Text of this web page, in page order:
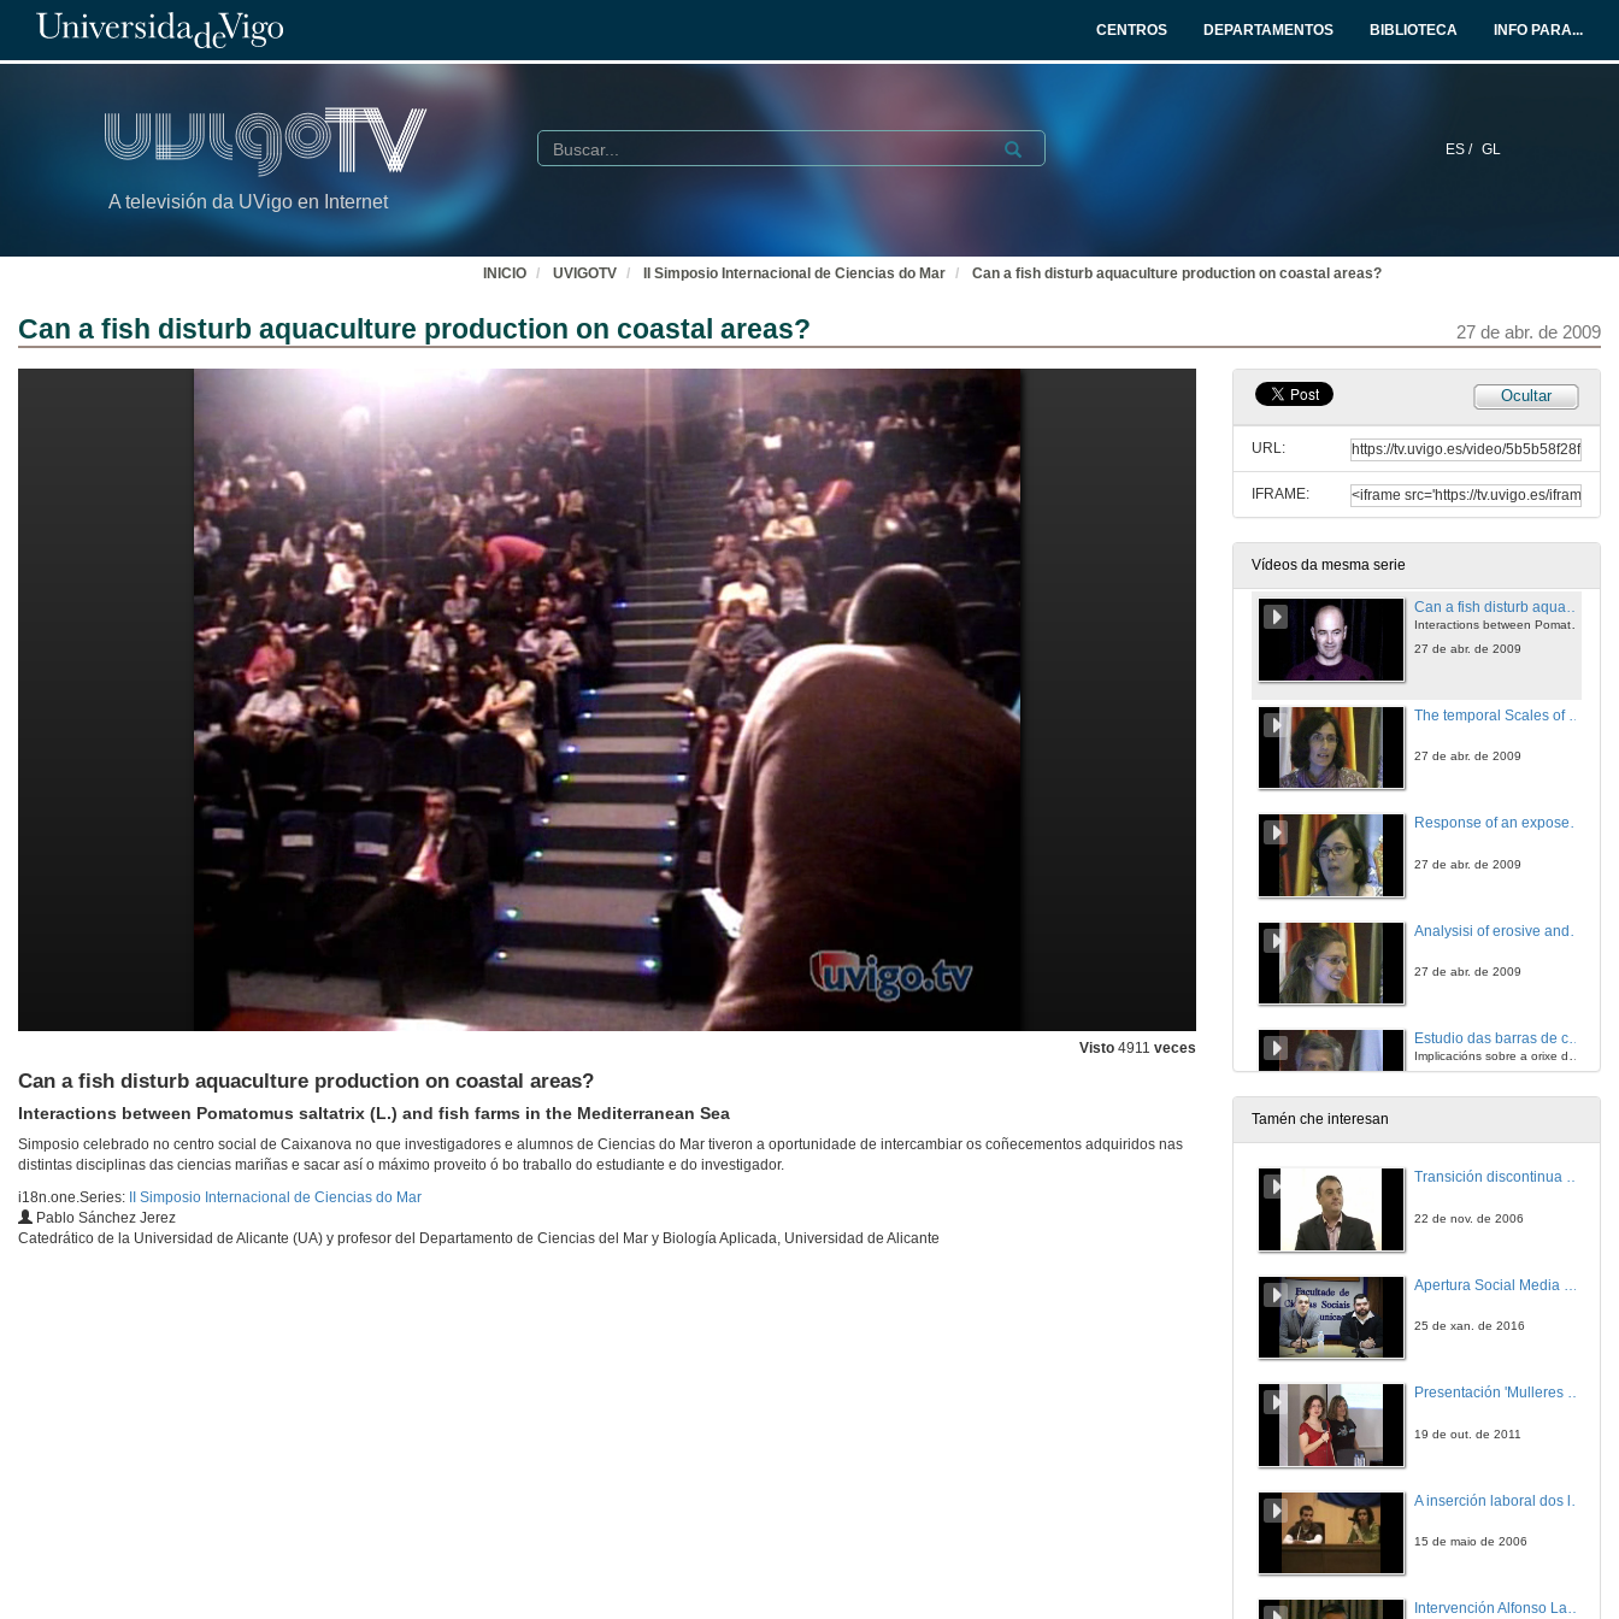
CENTROS DEPARTAMENTOS BIBLIOTECA INFO PARA...
A televisión da UVigo en Internet
ES / GL
Buscar Submit
INICIO UVIGOTV II Simposio Internacional de Ciencias do Mar Can a fish disturb aquaculture production on coastal areas?
Can a fish disturb aquaculture production on coastal areas? 27 de abr. de 2009
Visto 4911 veces
Can a fish disturb aquaculture production on coastal areas?
Interactions between Pomatomus saltatrix (L.) and fish farms in the Mediterranean Sea
Simposio celebrado no centro social de Caixanova no que investigadores e alumnos de Ciencias do Mar tiveron a oportunidade de intercambiar os coñecementos adquiridos nas
distintas disciplinas das ciencias mariñas e sacar así o máximo proveito ó bo traballo do estudiante e do investigador.
i18n.one.Series:
II Simposio Internacional de Ciencias do Mar
Pablo Sánchez Jerez
Catedrático de la Universidad de Alicante (UA) y profesor del Departamento de Ciencias del Mar y Biología Aplicada, Universidad de Alicante
Ocultar
URL:
IFRAME:
Vídeos da mesma serie
Recent advances in understanding grazing as a major process influencing biodiversity on rocky shores
27 de abr. de 2009
Mollusc diversity on artificial seawalls and natural rocky shores in the Ría de Ferrol (Galicia, NW Iberian Península)
Functional consequences of diversity on macroalgal productivity
Disentangling the effects of number, identity and density
27 de abr. de 2009
Can a fish disturb aquaculture production on coastal areas?
Interactions between Pomatomus saltatrix (L.) and fish farms in the Mediterranean Sea
27 de abr. de 2009
27 de abr. de 2009
Response of an exposed beach to different wave conditions. Example of Louro Beach(Galicia, NW Iberian Peninsula)
27 de abr. de 2009
27 de abr. de 2009
Estudio das barras de cantos que afloran en Maspalomas (Gran canaria)
Implicacións sobre a orixe do campo de dunas.
Indicadores Socio-económicos na planificación e xestión do litoral. Caso: Canet d'En Berenguer
27 de abr. de 2009
Tamén che interesan
Transición discontinua de partículas de microgel termosensible
22 de nov. de 2006
25 de xan. de 2016
Presentación 'Mulleres no software libre'
19 de out. de 2011
15 de maio de 2006
Intervención Alfonso Lago Ferreiro